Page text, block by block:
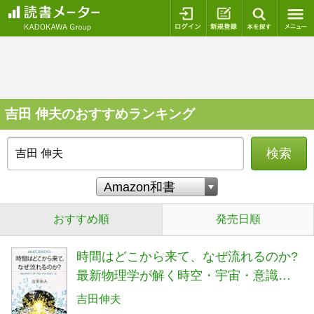
ログイン 新規登録
吉田 伸夫のおすすめランキング
検索
おすすめ順 発売日順
時間はどこから来て、なぜ流れるのか?
最新物理学が解く時空・宇宙・意識の
「謎」 (ブルーバックス 2124)
吉田伸夫